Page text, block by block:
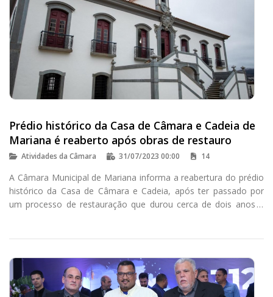
Prédio histórico da Casa de Câmara e Cadeia de
Mariana é reaberto após obras de restauro
Atividades da Câmara 31/07/2023 00:00 14
A Câmara Municipal de Mariana informa a reabertura do prédio
histórico da Casa de Câmara e Cadeia, após ter passado por
um processo de restauração que durou cerca de dois anos e